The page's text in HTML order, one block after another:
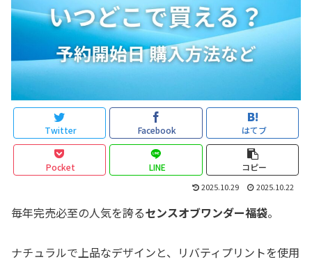
Twitter Facebook はてブ
Pocket LINE コピー
2025.10.29 2025.10.22
毎年完売必至の人気を誇るセンスオブワンダー福袋。
ナチュラルで上品なデザインと、リバティプリントを使用